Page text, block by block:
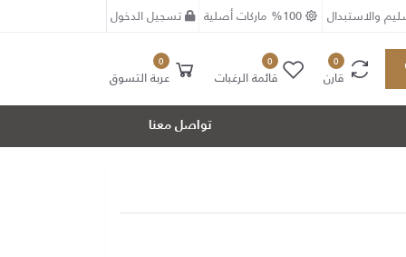
والاستبدال تسجيل الدخول
0
قارن
0
قائمة الرغبات
0
عربة التسوق
تواصل معنا